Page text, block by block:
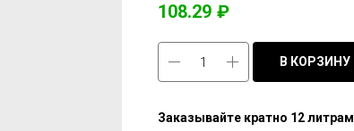
108.29 ₽
В КОРЗИНУ
Заказывайте кратно 12 литрам